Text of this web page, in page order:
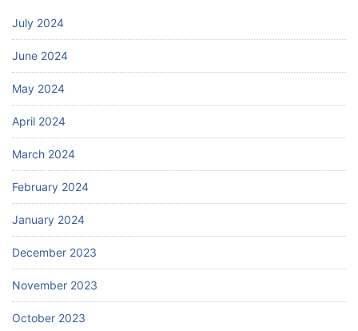
July 2024
June 2024
May 2024
April 2024
March 2024
February 2024
January 2024
December 2023
November 2023
October 2023